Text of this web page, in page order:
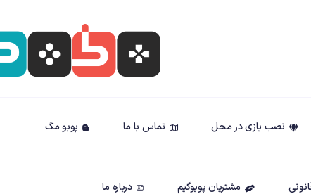
نصب بازی در محل تماس با ما پوبو مگ
مشتریان پوبوگیم درباره ما